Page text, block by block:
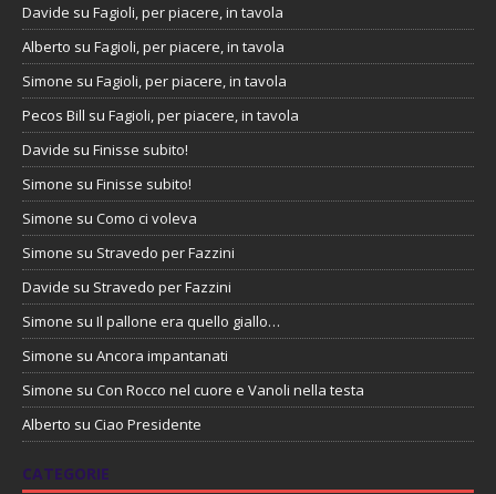
Davide su Fagioli, per piacere, in tavola
Alberto su Fagioli, per piacere, in tavola
Simone su Fagioli, per piacere, in tavola
Pecos Bill su Fagioli, per piacere, in tavola
Davide su Finisse subito!
Simone su Finisse subito!
Simone su Como ci voleva
Simone su Stravedo per Fazzini
Davide su Stravedo per Fazzini
Simone su Il pallone era quello giallo…
Simone su Ancora impantanati
Simone su Con Rocco nel cuore e Vanoli nella testa
Alberto su Ciao Presidente
CATEGORIE